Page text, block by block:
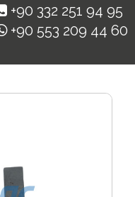
+90 332 251 94 95
+90 553 209 44 60